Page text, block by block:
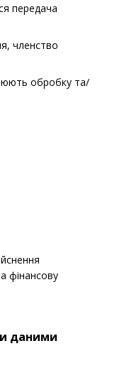
передача
членство
обробку та/
фінансову
даними